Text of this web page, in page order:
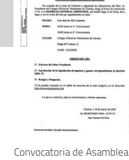
Convocatoria de Asamblea